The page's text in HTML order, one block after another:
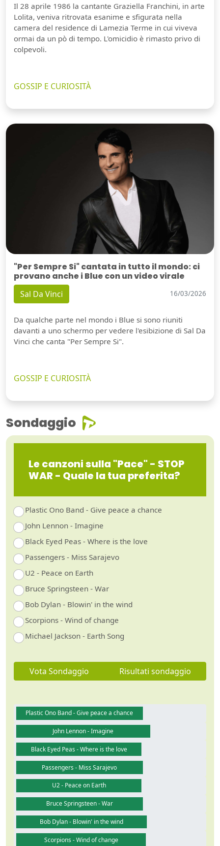
Il 28 aprile 1986 la cantante Graziella Franchini, in arte
Lolita, veniva ritrovata esanime e sfigurata nella
camera del residence di Lamezia Terme in cui viveva
ormai da un pò di tempo. L'omicidio è rimasto privo di
colpevoli.
GOSSIP E CURIOSITÀ
"Per Sempre Si" cantata in tutto il mondo: ci
provano anche i Blue con un video virale
Sal Da Vinci 16/03/2026
Da qualche parte nel mondo i Blue si sono riuniti
davanti a uno schermo per vedere l'esibizione di Sal Da
Vinci che canta "Per Sempre Si".
GOSSIP E CURIOSITÀ
Sondaggio
Le canzoni sulla "Pace" - STOP
WAR - Quale la tua preferita?
Plastic Ono Band - Give peace a chance
John Lennon - Imagine
Black Eyed Peas - Where is the love
Passengers - Miss Sarajevo
U2 - Peace on Earth
Bruce Springsteen - War
Bob Dylan - Blowin' in the wind
Scorpions - Wind of change
Michael Jackson - Earth Song
Vota Sondaggio Risultati sondaggio
Plastic Ono Band - Give peace a chance
John Lennon - Imagine
Black Eyed Peas - Where is the love
Passengers - Miss Sarajevo
U2 - Peace on Earth
Bruce Springsteen - War
Bob Dylan - Blowin' in the wind
Scorpions - Wind of change